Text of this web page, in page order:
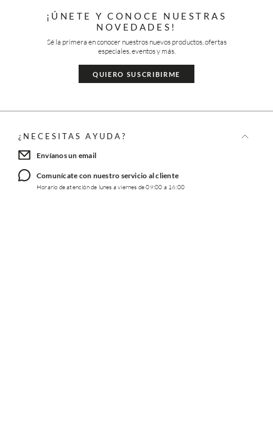
¡ÚNETE Y CONOCE NUESTRAS
NOVEDADES!
Sé la primera en conocer nuestros nuevos productos, ofertas
especiales, eventos y más.
QUIERO SUSCRIBIRME
¿NECESITAS AYUDA?
Envíanos un email
Comunícate con nuestro servicio al cliente
Horario de atención de lunes a viernes de 09:00 a 16:00